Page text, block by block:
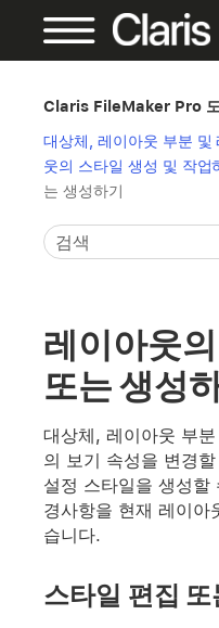
Claris FileMaker Pro
대상체, 레이아웃 부분 및
웃의 스타일 생성 및 작업
는 생성하기
레이아웃
또는 생성
대상체, 레이아웃 부
의 보기 속성을 변경
설정 스타일을 생성할
경사항을 현재 레이아
습니다.
스타일 편집